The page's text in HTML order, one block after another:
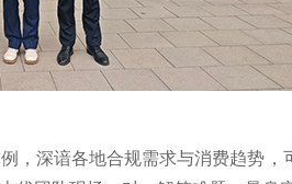
，深谙各地合规需求与消费趋势